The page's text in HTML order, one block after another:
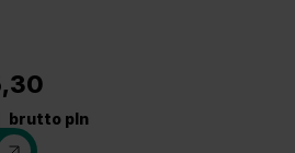
brutto pln